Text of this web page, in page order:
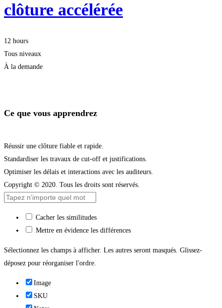
clôture accélérée
12 hours
Tous niveaux
À la demande
Ce que vous apprendrez
Réussir une clôture fiable et rapide.
Standardiser les travaux de cut-off et justifications.
Optimiser les délais et interactions avec les auditeurs.
Copyright © 2020. Tous les droits sont réservés.
Cacher les similitudes
Mettre en évidence les différences
Sélectionnez les champs à afficher. Les autres seront masqués. Glissez-
déposez pour réorganiser l'ordre.
Image
SKU